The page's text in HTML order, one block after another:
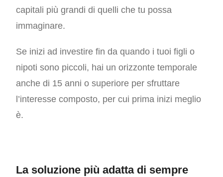
capitali più grandi di quelli che tu possa
immaginare.
Se inizi ad investire fin da quando i tuoi figli o
nipoti sono piccoli, hai un orizzonte temporale
anche di 15 anni o superiore per sfruttare
l’interesse composto, per cui prima inizi meglio
è.
La soluzione più adatta di sempre